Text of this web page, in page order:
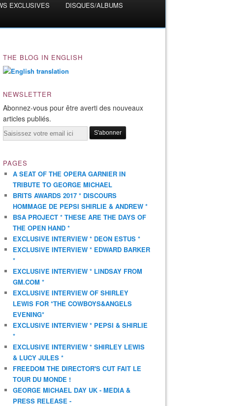
EXCLUSIVES
DISQUES/ALBUMS
THE BLOG IN ENGLISH
NEWSLETTER
Abonnez-vous pour être averti des nouveaux
articles publiés.
Email
PAGES
A SEAT OF THE OPERA GARNIER IN
TRIBUTE TO GEORGE MICHAEL
BRITS AWARDS 2017 * DISCOURS
HOMMAGE DE PEPSI SHIRLIE & ANDREW *
BSA PROJECT * THESE ARE THE DAYS OF
THE OPEN HAND *
EXCLUSIVE INTERVIEW * DEON ESTUS *
EXCLUSIVE INTERVIEW * EDWARD BARKER
*
EXCLUSIVE INTERVIEW * LINDSAY FROM
GM.COM *
EXCLUSIVE INTERVIEW OF SHIRLEY
LEWIS FOR *THE COWBOYS&ANGELS
EVENING*
EXCLUSIVE INTERVIEW * PEPSI & SHIRLIE
*
EXCLUSIVE INTERVIEW * SHIRLEY LEWIS
& LUCY JULES *
FREEDOM THE DIRECTOR'S CUT FAIT LE
TOUR DU MONDE !
GEORGE MICHAEL DAY UK - MEDIA &
PRESS RELEASE -